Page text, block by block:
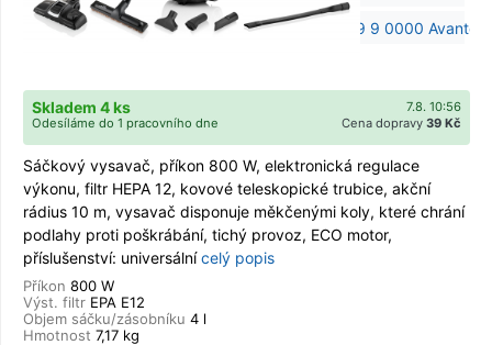
7.8. 10:56
Skladem 4 ks
Cena dopravy 39 Kč
Odesíláme do 1 pracovního dne
Sáčkový vysavač, příkon 800 W, elektronická regulace
výkonu, filtr HEPA 12, kovové teleskopické trubice, akční
rádius 10 m, vysavač disponuje měkčenými koly, které chrání
podlahy proti poškrábání, tichý provoz, ECO motor,
příslušenství: universální celý popis
Příkon 800 W
Výst. filtr EPA E12
Objem sáčku/zásobníku 4 l
Hmotnost 7,17 kg